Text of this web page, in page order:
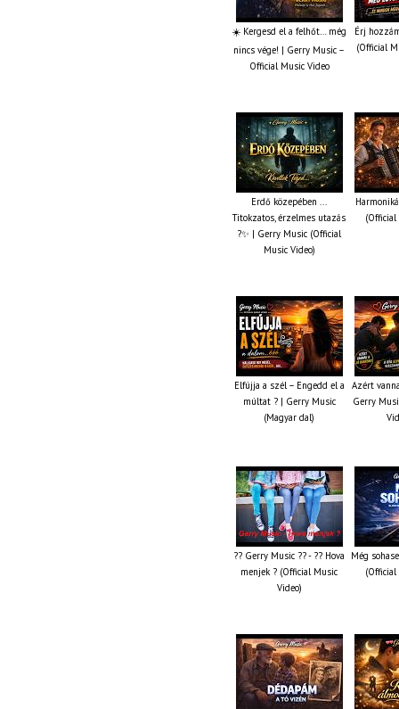
☀️ Kergesd el a felhőt… még
nincs vége! | Gerry Music –
Official Music Video
Érj
(Official
Erdő közepében ...
Titokzatos, érzelmes utazás
?✨ | Gerry Music (Official
Music Video)
(Official
Elfújja a szél – Engedd el a
múltat ? | Gerry Music
(Magyar dal)
Azért
Gerry
?? Gerry Music ?? - ?? Hova
menjek ? (Official Music
Video)
Még
(Official